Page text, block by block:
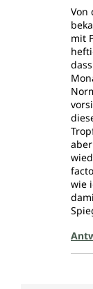
Von
mit
wie